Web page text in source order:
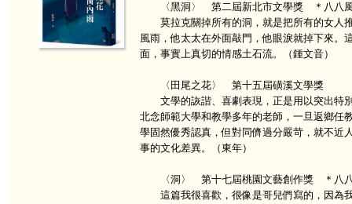
〈黑洞〉 第二屆新北市文學獎 ＊八八
莫拉克關掉所有的洞，就是把所有的女人
風雨，他太太在外面敲門，他眼淚就掉下來。
面，事實上真切的情感土石流。（鍾文音）
〈田尾之花〉 第十五屆磺溪文學獎
文學的詼諧、喜劇表現，正是用以突出特
北念師範大學和教學多年的老師，一旦返鄉任
學固然優秀認真，但對同儕過分嚴苛，就不近
事的文化差異。（東年）
〈洞〉 第十七屆桃園文藝創作獎 ＊八八
這篇我很喜歡，很像是哥兒們寫的，因為